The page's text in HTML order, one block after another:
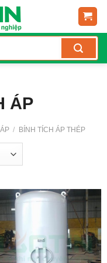
ÁP
/ BÍNH TÍCH ÁP THÉP